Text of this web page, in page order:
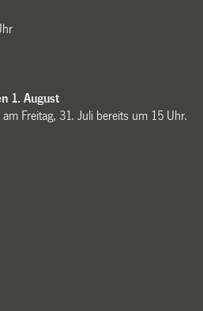
1. August
Freitag, 31. Juli bereits um 15 Uhr.